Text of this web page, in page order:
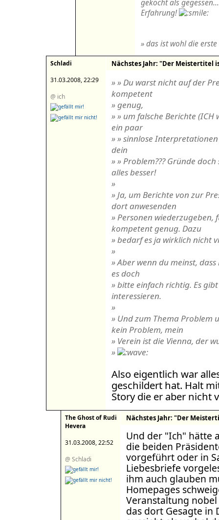
gekocht als
Erfahrung!
» das ist wohl die
Schladi
31.03.2008, 22:29
@ ich
Nächstes Jahr: "Der Meistertitel
» » Du warst nicht auf der
kompetent
» genug,
» » um falsche Berichte
ein paar
» » sinnlose
dein
» » Problem??? Gründe
alles besser!
»
» Ja, um Berichte von zur
dort anwesenden
» Personen wiederzugeben,
kompetent genug. Dazu
» bedarf es ja wirklich nicht
»
» Aber wenn du meinst,
es doch
» bitte einfach richtig. Es
interessieren.
»
» Und zum Thema Problem
kein Problem, mein
» Verein ist die Vienna, der
»
Also eigentlich war
geschildert hat. Halt
Story die er aber nicht
The Ghost of Rudi
Hevera
31.03.2008, 22:52
@ Schladi
Nächstes Jahr: "Der
Und der "Ich" hätte
die beiden
vorgeführt oder in
Liebesbriefe
ihm auch glauben
Homepages
Veranstaltung nobel
das dort Gesagte in